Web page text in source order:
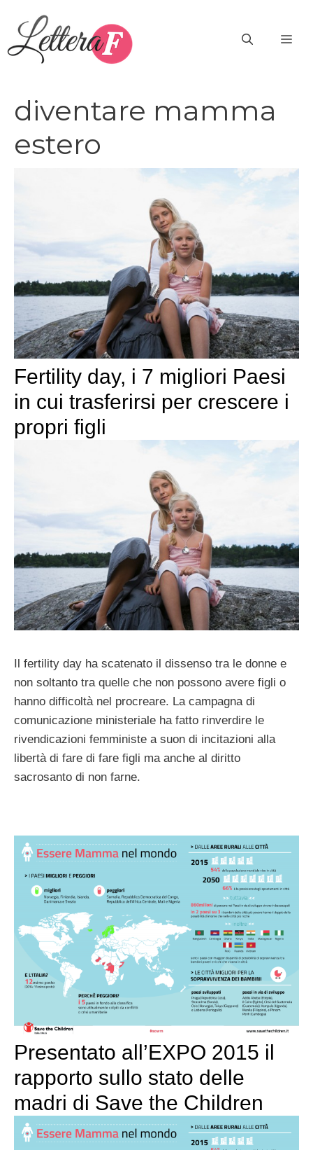
contenuto
diventare mamma
estero
Fertility day, i 7 migliori Paesi
in cui trasferirsi per crescere i
propri figli
Il fertility day ha scatenato il dissenso tra le donne e
non soltanto tra quelle che non possono avere figli o
hanno difficoltà nel procreare. La campagna di
comunicazione ministeriale ha fatto rinverdire le
rivendicazioni femministe a suon di incitazioni alla
libertà di fare di fare figli ma anche al diritto
sacrosanto di non farne.
Presentato all’EXPO 2015 il
rapporto sullo stato delle
madri di Save the Children